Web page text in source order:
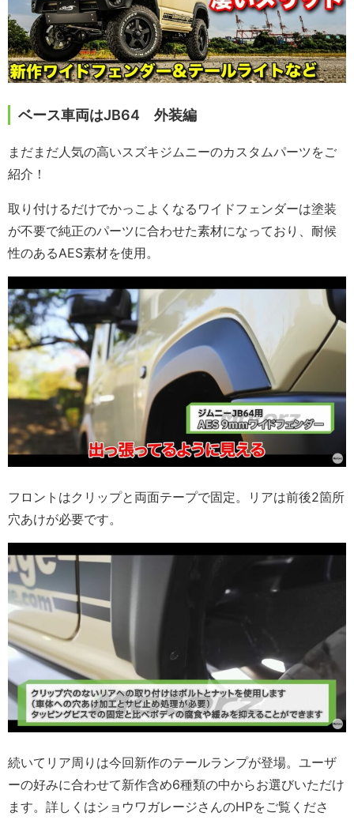
ベース車両はJB64 外装編
まだまだ人気の高いスズキジムニーのカスタムパーツをご
紹介！
取り付けるだけでかっこよくなるワイドフェンダーは塗装
が不要で純正のパーツに合わせた素材になっており、耐候
性のあるAES素材を使用。
フロントはクリップと両面テープで固定。リアは前後2箇所
穴あけが必要です。
続いてリア周りは今回新作のテールランプが登場。ユーザ
ーの好みに合わせて新作含め6種類の中からお選びいただけ
ます。詳しくはショウワガレージさんのHPをご覧くださ